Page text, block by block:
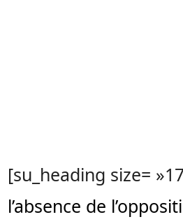
[su_heading size=
l’absence de